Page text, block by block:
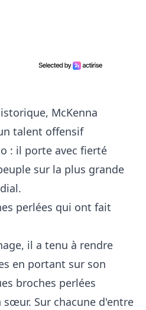
McKenna
talent offensif
: il porte avec fierté
sur la plus grande
perlées qui ont fait
il a tenu à rendre
en portant sur son
broches perlées
Sur chacune d'entre